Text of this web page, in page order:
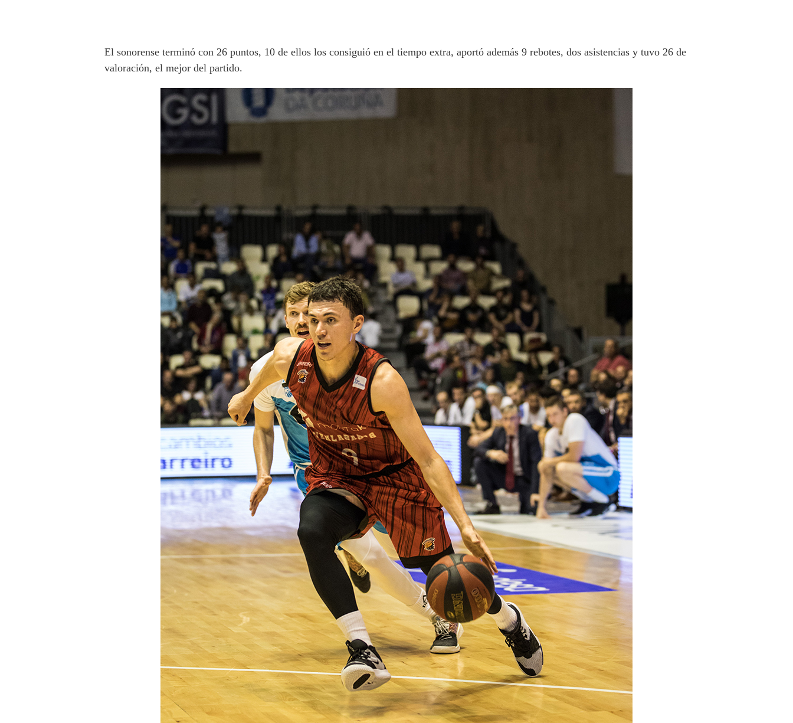
El sonorense terminó con 26 puntos, 10 de ellos los consiguió en el tiempo extra, aportó además 9 rebotes, dos asistencias y tuvo 26 de
valoración, el mejor del partido.